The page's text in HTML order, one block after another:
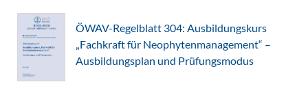
ÖWAV-Regelblatt 304: Ausbildungskurs
„Fachkraft für Neophytenmanagement“ –
Ausbildungsplan und Prüfungsmodus